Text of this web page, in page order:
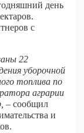
день
с
22
уборочной
топлива по
аграрии
– сообщил
и